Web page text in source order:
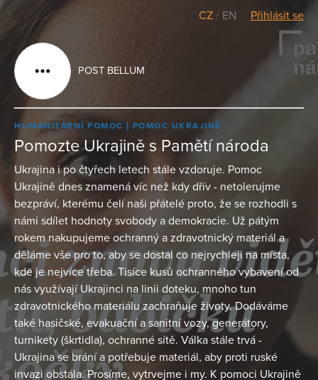
CZ / EN Přihlásit se
POST BELLUM
HUMANITÁRNÍ POMOC POMOC UKRAJINĚ
Pomozte Ukrajině s Pamětí národa
Ukrajina i po čtyřech letech stále vzdoruje. Pomoc
Ukrajině dnes znamená víc než kdy dřív - netolerujme
bezpráví, kterému čelí naši přátelé proto, že se rozhodli s
námi sdílet hodnoty svobody a demokracie. Už pátým
rokem nakupujeme ochranný a zdravotnický materiál a
děláme vše pro to, aby se dostal co nejrychleji na místa,
kde je nejvíce třeba. Tisíce kusů ochranného vybavení od
nás využívají Ukrajinci na linii doteku, mnoho tun
zdravotnického materiálu zachraňuje životy. Dodáváme
také hasičské, evakuační a sanitní vozy, generátory,
turnikety (škrtidla), ochranné sítě. Válka stále trvá -
Ukrajina se brání a potřebuje materiál, aby proti ruské
invazi obstála. Prosíme, vytrvejme i my. K pomoci Ukrajině